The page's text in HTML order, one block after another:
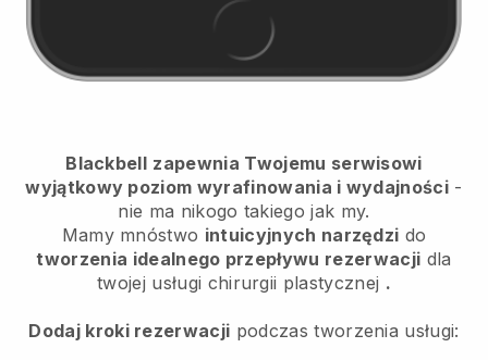
Blackbell zapewnia Twojemu serwisowi
wyjątkowy poziom wyrafinowania i wydajności -
nie ma nikogo takiego jak my.
Mamy mnóstwo intuicyjnych narzędzi do
tworzenia idealnego przepływu rezerwacji dla
twojej usługi chirurgii plastycznej .
Dodaj kroki rezerwacji podczas tworzenia usługi: